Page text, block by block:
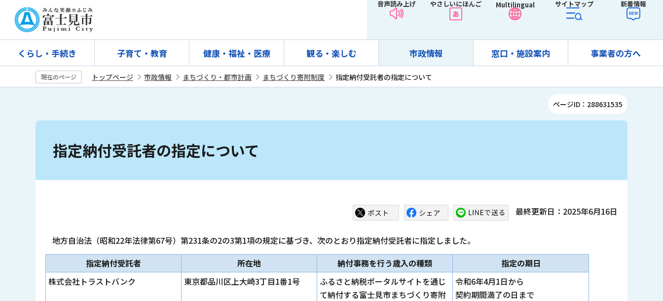
先
音声読み上げ やさしいにほんご Multilingual サイトマップ 新着情報
くらし・手続き 子育て・教育 健康・福祉・医療 観る・楽しむ 市政情報 窓口・施設案内 事業者の方へ
現在のページ トップページ 市政情報 まちづくり・都市計画 まちづくり寄附制度 指定納付受託者の指定について
ページID：288631535
指定納付受託者の指定について
最終更新日：2025年6月16日
地方自治法（昭和22年法律第67号）第231条の2の3第1項の規定に基づき、次のとおり指定納付受託者に指定しました。
指定納付受託者
所在地 納付事務を行う歳入の種類
指定の期日
株式会社トラストバンク
東京都品川区上大崎3丁目1番1号
ふるさと納税ポータルサイトを通じ
て納付する富士見市まちづくり寄附
令和6年4月1日から
契約期間満了の日まで